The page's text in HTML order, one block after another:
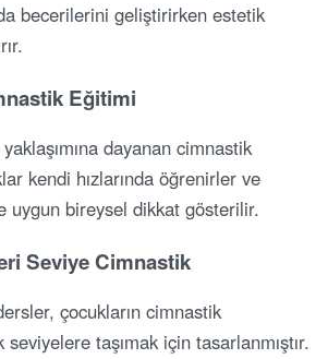
becerilerini geliştirirken estetik
Eğitimi
dayanan cimnastik
kendi hızlarında öğrenirler ve
uygun bireysel dikkat gösterilir.
Seviye Cimnastik
çocukların cimnastik
taşımak için tasarlanmıştır.